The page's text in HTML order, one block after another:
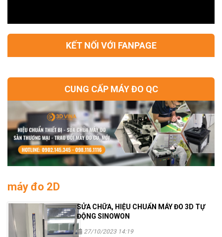
KẾT NỐI VỚI FANPAGE
CUNG CẤP MÁY ĐO QC
máy đo 2D
SỬA CHỮA, HIỆU CHUẨN MÁY ĐO 3D TỰ
ĐỘNG SINOWON
27/10/2023 14:19